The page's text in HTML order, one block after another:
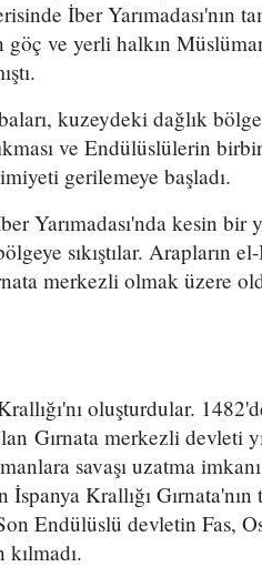
İber Yarımadası'nın
ve yerli halkın
kuzeydeki dağlık
ve Endülüslülerin
gerilemeye başladı.
Yarımadası'nda kesin bir
sıkıştılar. Arapların
merkezli olmak üzere
oluşturdular.
Gırnata merkezli devleti
savaşı uzatma
Krallığı
Endülüslü devletin Fas,